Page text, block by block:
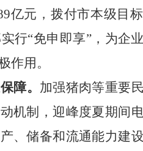
亿元， 拨付市本级目
行“免申即享”， 为企
作用。
障。 加强猪肉等重要
机制，迎峰度夏期间
、储备和流通能力建